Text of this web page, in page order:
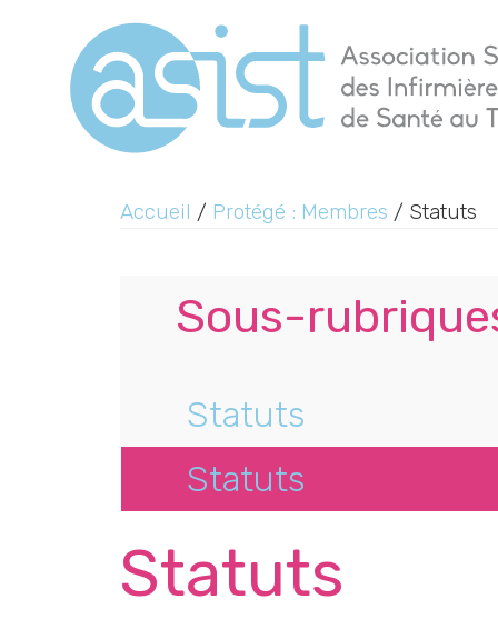
Accueil / Protégé : Membres / Statuts
Sous-
Statuts
Statuts
Statuts